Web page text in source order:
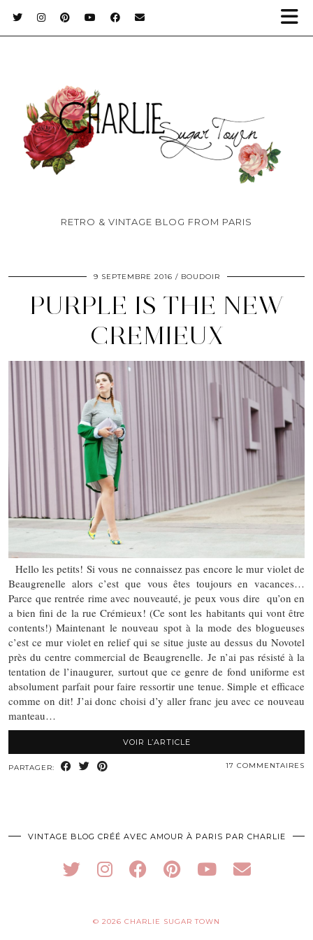
RETRO & VINTAGE BLOG FROM PARIS
9 SEPTEMBRE 2016 BOUDOIR
PURPLE IS THE NEW
CREMIEUX
Hello les petits! Si vous ne connaissez pas encore le mur violet de
Beaugrenelle alors c’est que vous êtes toujours en vacances…
Parce que rentrée rime avec nouveauté, je peux vous dire qu’on en
a bien fini de la rue Crémieux! (Ce sont les habitants qui vont être
contents!) Maintenant le nouveau spot à la mode des blogueuses
c’est ce mur violet en relief qui se situe juste au dessus du Novotel
près du centre commercial de Beaugrenelle. Je n’ai pas résisté à la
tentation de l’inaugurer, surtout que ce genre de fond uniforme est
absolument parfait pour faire ressortir une tenue. Simple et efficace
comme on dit! J’ai donc choisi d’y aller franc jeu avec ce nouveau
manteau…
VOIR L’ARTICLE
PARTAGER: 17 COMMENTAIRES
VINTAGE BLOG CRÉÉ AVEC AMOUR À PARIS PAR CHARLIE
© 2026 CHARLIE SUGAR TOWN